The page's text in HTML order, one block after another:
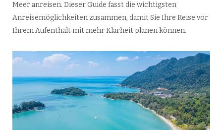
Meer anreisen. Dieser Guide fasst die wichtigsten
Anreisemöglichkeiten zusammen, damit Sie Ihre Reise vor
Ihrem Aufenthalt mit mehr Klarheit planen können.